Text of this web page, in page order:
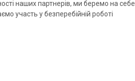
наших партнерів, ми беремо на себе
участь у безперебійній роботі